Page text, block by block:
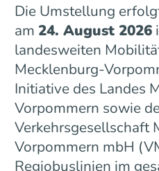
Die Umstellung
am 24. August 2026
landesweiten
Mecklenburg-
Initiative des Landes
Vorpommern sowie
Verkehrsgesellschaft
Vorpommern mbH
Regiobuslinien im